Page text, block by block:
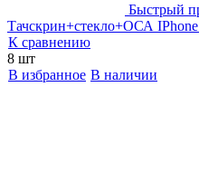
Быстрый
Тачскрин+стекло+ОСА IPhone
К сравнению
8 шт
В избранное В наличии